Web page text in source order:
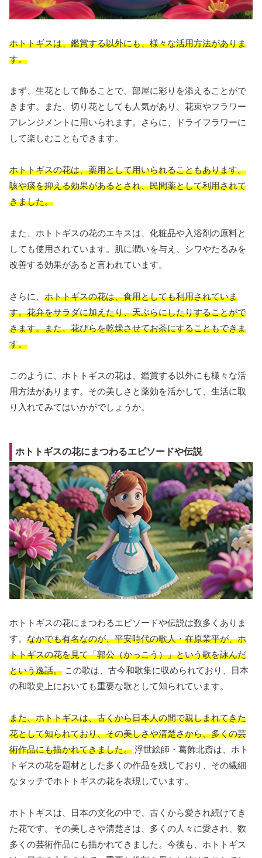
ホトトギスは、鑑賞する以外にも、様々な活用方法がありま
す。
まず、生花として飾ることで、部屋に彩りを添えることがで
きます。また、切り花としても人気があり、花束やフラワー
アレンジメントに用いられます。さらに、ドライフラワーに
して楽しむこともできます。
ホトトギスの花は、薬用として用いられることもあります。
咳や痰を抑える効果があるとされ、民間薬として利用されて
きました。
また、ホトトギスの花のエキスは、化粧品や入浴剤の原料と
しても使用されています。肌に潤いを与え、シワやたるみを
改善する効果があると言われています。
さらに、 ホトトギスの花は、食用としても利用されていま
す。花弁をサラダに加えたり、天ぷらにしたりすることがで
きます。また、花びらを乾燥させてお茶にすることもできま
す。
このように、ホトトギスの花は、鑑賞する以外にも様々な活
用方法があります。その美しさと薬効を活かして、生活に取
り入れてみてはいかがでしょうか。
ホトトギスの花にまつわるエピソードや伝説
ホトトギスの花にまつわるエピソードや伝説は数多くありま
す。 なかでも有名なのが、平安時代の歌人・在原業平が、ホ
トトギスの花を見て「郭公（かっこう）」という歌を詠んだ
という逸話。 この歌は、古今和歌集に収められており、日本
の和歌史上においても重要な歌として知られています。
また、ホトトギスは、古くから日本人の間で親しまれてきた
花として知られており、その美しさや清楚さから、多くの芸
術作品にも描かれてきました。 浮世絵師・葛飾北斎は、ホト
トギスの花を題材とした多くの作品を残しており、その繊細
なタッチでホトトギスの花を表現しています。
ホトトギスは、日本の文化の中で、古くから愛され続けてき
た花です。その美しさや清楚さは、多くの人々に愛され、数
多くの芸術作品にも描かれてきました。今後も、ホトトギス